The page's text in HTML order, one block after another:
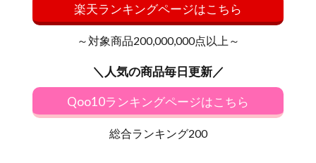
楽天ランキングページはこちら
～対象商品200,000,000点以上～
＼人気の商品毎日更新／
Qoo10ランキングページはこちら
総合ランキング200